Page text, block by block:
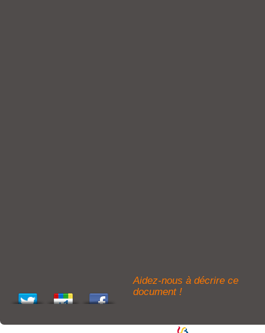
Aidez-nous à décrire ce
document !